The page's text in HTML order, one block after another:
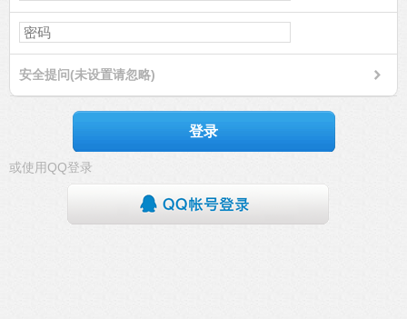
安全提问(未设置请忽略)
登录
或使用QQ登录